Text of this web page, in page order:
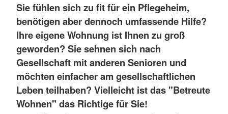
Sie fühlen sich zu fit für ein Pflegeheim,
benötigen aber dennoch umfassende Hilfe?
Ihre eigene Wohnung ist Ihnen zu groß
geworden? Sie sehnen sich nach
Gesellschaft mit anderen Senioren und
möchten einfacher am gesellschaftlichen
Leben teilhaben? Vielleicht ist das "Betreute
Wohnen" das Richtige für Sie!